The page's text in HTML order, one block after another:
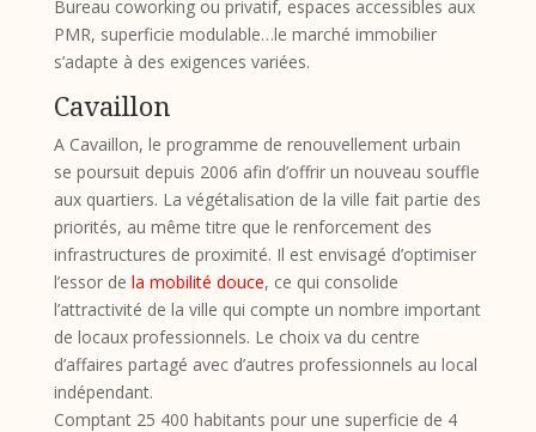
Bureau coworking ou privatif, espaces accessibles aux
PMR, superficie modulable…le marché immobilier
s’adapte à des exigences variées.
Cavaillon
A Cavaillon, le programme de renouvellement urbain
se poursuit depuis 2006 afin d’offrir un nouveau souffle
aux quartiers. La végétalisation de la ville fait partie des
priorités, au même titre que le renforcement des
infrastructures de proximité. Il est envisagé d’optimiser
l’essor de la mobilité douce, ce qui consolide
l’attractivité de la ville qui compte un nombre important
de locaux professionnels. Le choix va du centre
d’affaires partagé avec d’autres professionnels au local
indépendant.
Comptant 25 400 habitants pour une superficie de 4